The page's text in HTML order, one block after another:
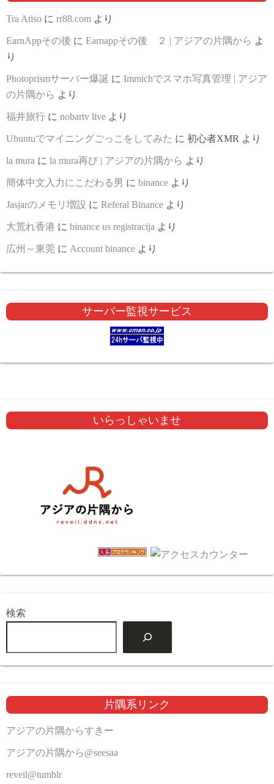
Tra Atiso に rr88.com より
EarnAppその後 に Earnappその後 ２ | アジアの片隅から よ
り
Photoprismサーバー爆誕 に Immichでスマホ写真管理 | アジア
の片隅から より
福井旅行 に nobartv live より
Ubuntuでマイニングごっこをしてみた に 初心者XMR より
la mura に la mura再び | アジアの片隅から より
簡体中文入力にこだわる男 に binance より
Jasjarのメモリ増設 に Referal Binance より
大荒れ香港 に binance us registracija より
広州～東莞 に Account binance より
サーバー監視サービス
いらっしゃいませ
検索
片隅系リンク
アジアの片隅からすきー
アジアの片隅から@seesaa
reveil@tumblr